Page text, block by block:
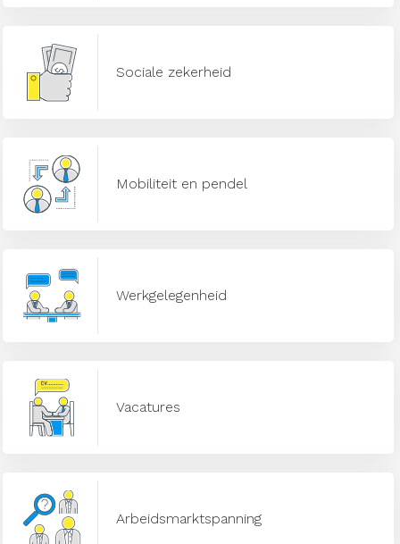
Sociale zekerheid
Mobiliteit en pendel
Werkgelegenheid
Vacatures
Arbeidsmarktspanning